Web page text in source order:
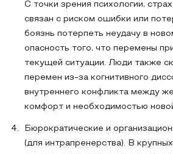
С точки зрения психологии,
связан с риском ошибки или
боязнь потерпеть неудачу в
опасность того, что перемены
текущей ситуации. Люди также
перемен из-за когнитивного
внутреннего конфликта между
комфорт и необходимостью
Бюрократические и
(для интрапренерства). В